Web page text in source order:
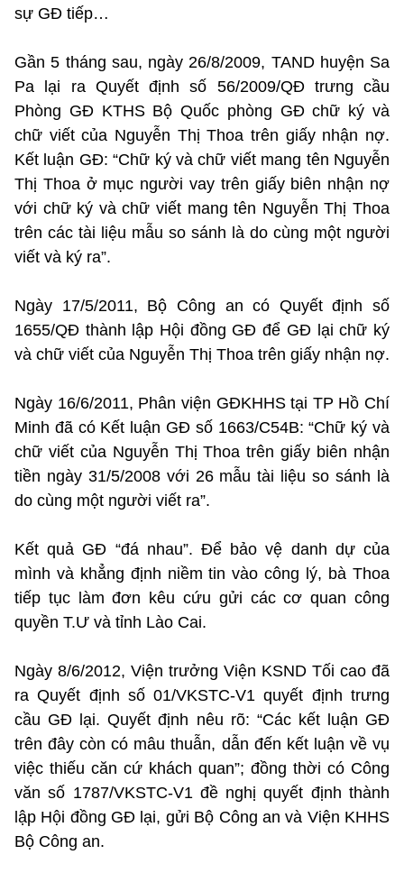
sự GĐ tiếp…
Gần 5 tháng sau, ngày 26/8/2009, TAND huyện Sa
Pa lại ra Quyết định số 56/2009/QĐ trưng cầu
Phòng GĐ KTHS Bộ Quốc phòng GĐ chữ ký và
chữ viết của Nguyễn Thị Thoa trên giấy nhận nợ.
Kết luận GĐ: “Chữ ký và chữ viết mang tên Nguyễn
Thị Thoa ở mục người vay trên giấy biên nhận nợ
với chữ ký và chữ viết mang tên Nguyễn Thị Thoa
trên các tài liệu mẫu so sánh là do cùng một người
viết và ký ra”.
Ngày 17/5/2011, Bộ Công an có Quyết định số
1655/QĐ thành lập Hội đồng GĐ để GĐ lại chữ ký
và chữ viết của Nguyễn Thị Thoa trên giấy nhận nợ.
Ngày 16/6/2011, Phân viện GĐKHHS tại TP Hồ Chí
Minh đã có Kết luận GĐ số 1663/C54B: “Chữ ký và
chữ viết của Nguyễn Thị Thoa trên giấy biên nhận
tiền ngày 31/5/2008 với 26 mẫu tài liệu so sánh là
do cùng một người viết ra”.
Kết quả GĐ “đá nhau”. Để bảo vệ danh dự của
mình và khẳng định niềm tin vào công lý, bà Thoa
tiếp tục làm đơn kêu cứu gửi các cơ quan công
quyền T.Ư và tỉnh Lào Cai.
Ngày 8/6/2012, Viện trưởng Viện KSND Tối cao đã
ra Quyết định số 01/VKSTC-V1 quyết định trưng
cầu GĐ lại. Quyết định nêu rõ: “Các kết luận GĐ
trên đây còn có mâu thuẫn, dẫn đến kết luận về vụ
việc thiếu căn cứ khách quan”; đồng thời có Công
văn số 1787/VKSTC-V1 đề nghị quyết định thành
lập Hội đồng GĐ lại, gửi Bộ Công an và Viện KHHS
Bộ Công an.